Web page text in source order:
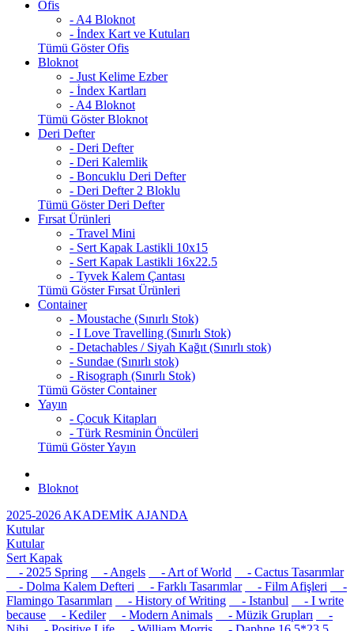
Ofis
- A4 Bloknot
- İndex Kart ve Kutuları
Tümü Göster Ofis
Bloknot
- Just Kelime Ezber
- İndex Kartları
- A4 Bloknot
Tümü Göster Bloknot
Deri Defter
- Deri Defter
- Deri Kalemlik
- Boncuklu Deri Defter
- Deri Defter 2 Bloklu
Tümü Göster Deri Defter
Fırsat Ürünleri
- Travel Mini
- Sert Kapak Lastikli 10x15
- Sert Kapak Lastikli 16x22.5
- Tyvek Kalem Çantası
Tümü Göster Fırsat Ürünleri
Container
- Moustache (Sınırlı Stok)
- I Love Travelling (Sınırlı Stok)
- Detachables / Siyah Kağıt (Sınırlı stok)
- Sundae (Sınırlı stok)
- Risograph (Sınırlı Stok)
Tümü Göster Container
Yayın
- Çocuk Kitapları
- Türk Resminin Öncüleri
Tümü Göster Yayın
Bloknot
2025-2026 AKADEMİK AJANDA
Kutular
Kutular
Sert Kapak
- 2025 Spring
- Angels - Art of World
- Cactus Tasarımlar
- Dolma Kalem Defteri
- Farklı Tasarımlar - Film Afişleri
-
Flamingo Tasarımları
- History of Writing - Istanbul
- I write
because
- Kediler - Modern Animals - Müzik Grupları
-